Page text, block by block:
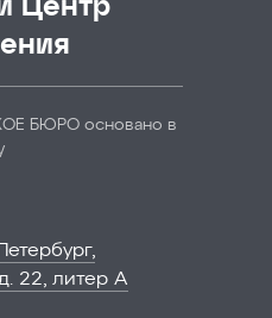
БЮРО основано в
22, литер А